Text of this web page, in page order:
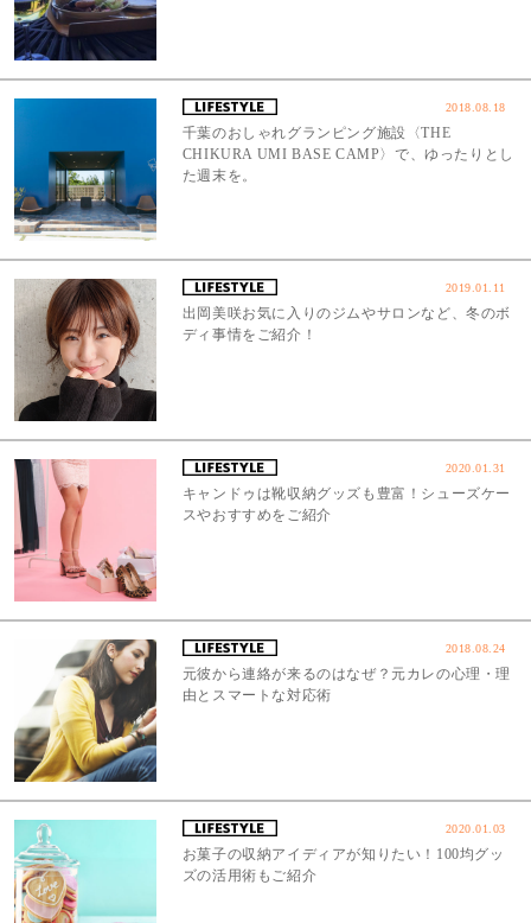
2018.08.18
千葉のおしゃれグランピング施設〈THE
CHIKURA UMI BASE CAMP〉で、ゆったりとし
た週末を。
2019.01.11
出岡美咲お気に入りのジムやサロンなど、冬のボ
ディ事情をご紹介！
2020.01.31
キャンドゥは靴収納グッズも豊富！シューズケー
スやおすすめをご紹介
2018.08.24
元彼から連絡が来るのはなぜ？元カレの心理・理
由とスマートな対応術
2020.01.03
お菓子の収納アイディアが知りたい！100均グッ
ズの活用術もご紹介